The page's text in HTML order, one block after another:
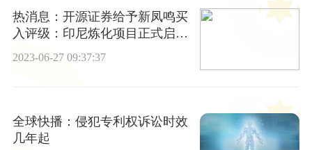
热消息：开源证券给予新凤鸣买
入评级：印尼炼化项目正式启动
2023-06-27 09:37:37
全球快播：侵犯专利权诉讼时效
几年起